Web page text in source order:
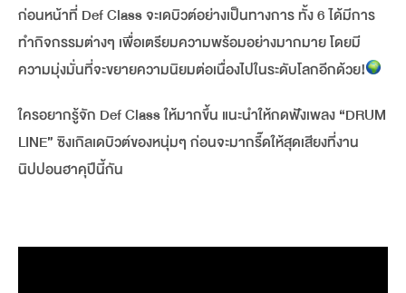
ก่อนหน้าที่ Def Class จะเดบิวต์อย่างเป็นทางการ ทั้ง 6 ได้มีการ
ทำกิจกรรมต่างๆ เพื่อเตรียมความพร้อมอย่างมากมาย โดยมี
ความมุ่งมั่นที่จะขยายความนิยมต่อเนื่องไปในระดับโลกอีกด้วย!
ใครอยากรู้จัก Def Class ให้มากขึ้น แนะนำให้กดฟังเพลง “DRUM
LINE” ซิงเกิลเดบิวต์ของหนุ่มๆ ก่อนจะมากรี๊ดให้สุดเสียงที่งาน
นิปปอนฮาคุปีนี้กัน